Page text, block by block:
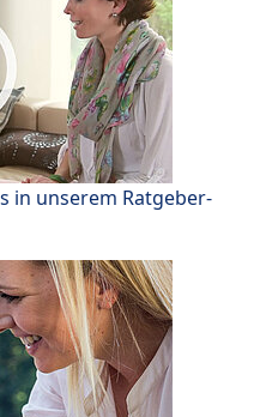
in unserem Ratgeber-